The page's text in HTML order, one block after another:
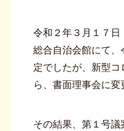
令和２年３月１７
総合自治会館にて
定でしたが、新型
ら、書面理事会に変
その結果、第１号